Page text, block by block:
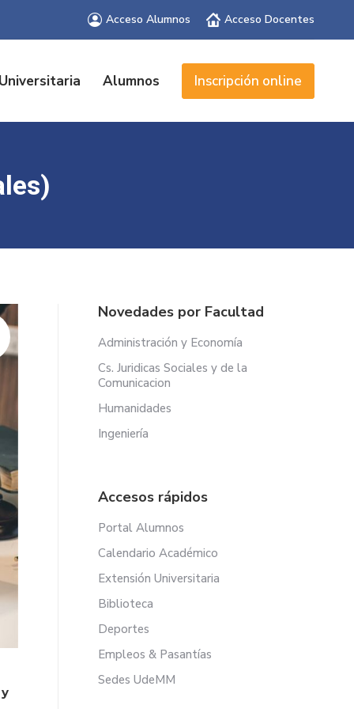
Acceso Alumnos Acceso Docentes
Alumnos Inscripción online
Novedades por Facultad
Administración y Economía
Cs. Juridicas Sociales y de la
Comunicacion
Humanidades
Ingeniería
Accesos rápidos
Portal Alumnos
Calendario Académico
Extensión Universitaria
Biblioteca
Deportes
Empleos & Pasantías
Sedes UdeMM